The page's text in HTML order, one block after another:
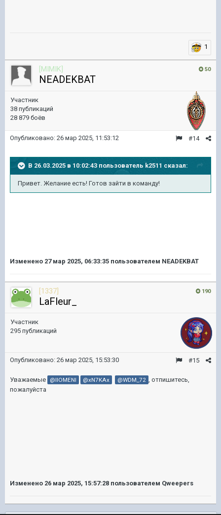
1
50
[MIMIK]
NEADEKBAT
Участник
38 публикаций
28 879 боёв
#14
Опубликовано: 26 мар 2025, 11:53:12
В 26.03.2025 в 10:02:43 пользователь k2511 сказал:
Привет. Желание есть! Готов зайти в команду!
Изменено 27 мар 2025, 06:33:35 пользователем NEADEKBAT
190
[1337]
LaFleur_
Участник
295 публикаций
#15
Опубликовано: 26 мар 2025, 15:53:30
Уважаемые @IIOMENI @xN7KAx @WDM_72 , отпишитесь,
пожалуйста
Изменено 26 мар 2025, 15:57:28 пользователем Qweepers